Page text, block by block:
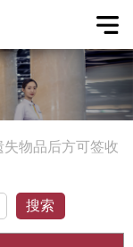
物品后方可签收
搜索